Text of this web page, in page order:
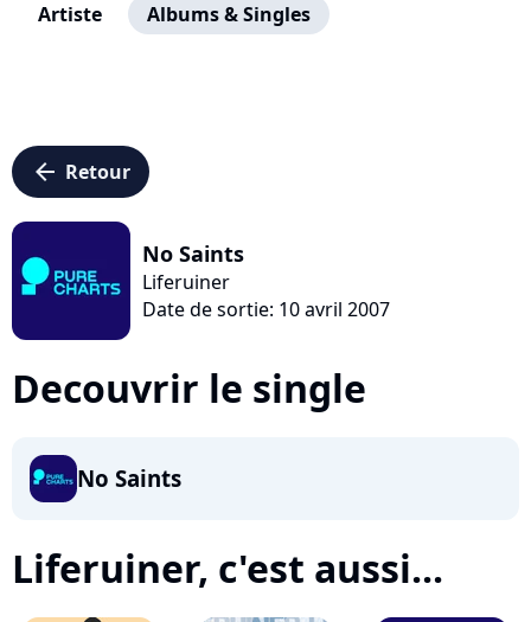
Artiste Albums & Singles
arrow_left Retour
No Saints
Liferuiner
Date de sortie: 10 avril 2007
Decouvrir le single
No Saints
Liferuiner, c'est aussi...